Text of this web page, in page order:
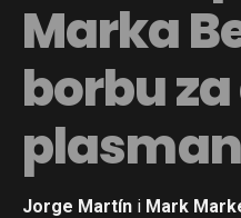
Marka
borbu
plasman
Jorge Martín i Mark